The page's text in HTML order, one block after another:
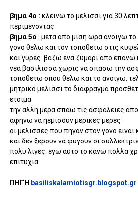
βημα 4ο : κλεινω το μελισσι για 30
περιμενοντας
βημα 5ο : μετα απο μιση ωρα ανοιγω
γονο θελω και τον τοποθετω στις
και γυρες. βαζω ενα ζυμαρι απο επανω
νεα βασιλισσα χωρις να σπασω την
τοποθετω οπου θελω και το ανοιγω.
μητρικο μελισσι το διαφραγμα
ετοιμα
την αλλη μερα σπαω τις ασφαλειες
αφηνω να ηεμισουν μερικες μερες
οι μελισσες που πηγαν στον γονο
και δεν ξερουν να φυγουν οι
πολυ λιγες. εγω αυτο το κανω πολλα
επιτυχια.
ΠΗΓΉ basiliskalamiotisgr.blogspot.gr